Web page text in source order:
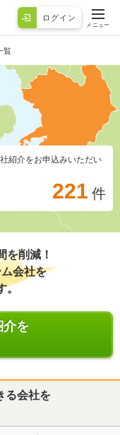
ログイン
メニュー
覧
紹介をお申込みいただい
221 件
を削減！
会社を
。
介を
る会社を